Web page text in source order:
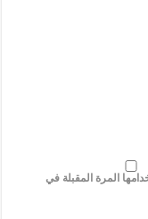
المرة المقبلة في